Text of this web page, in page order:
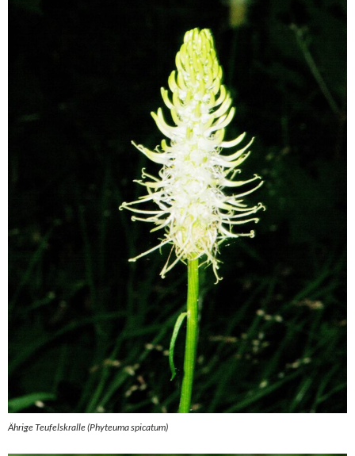
Ährige Teufelskralle (Phyteuma spicatum)